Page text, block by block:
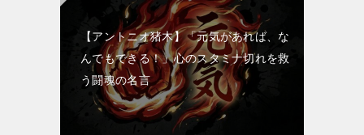
【アントニオ猪木】「元気があれば、な
んでもできる！」心のスタミナ切れを救
う闘魂の名言